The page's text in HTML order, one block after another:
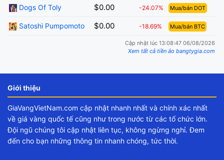
Dogs Of Toly $0.00 -24.07% Mua/bán DOT
Satoshi Pumpomoto $0.00 -18.69% Mua/bán BTC
Cập nhật lúc 13:08:47 06/08/2026
Xem tất cả tiền ảo bangtygia.com
Giới thiệu
GiaVangVietNam.com cập nhật nhanh nhất và chính xác nhất
về giá vàng quốc tế cũng như trong nước từ các tổ chức lớn.
Đội ngũ chúng tôi cập nhật liên tục, không ngừng nghỉ. Đem
đến cho bạn những thông tin nhanh chóng, tức thời.